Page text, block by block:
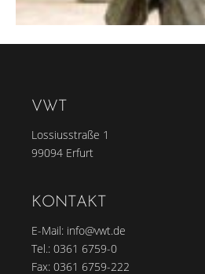
VWT
Lossiusstraße 1
99094 Erfurt
KONTAKT
E-Mail: info@vwt.de
Tel.: 0361 6759-0
Fax: 0361 6759-222